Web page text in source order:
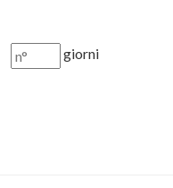
giorni